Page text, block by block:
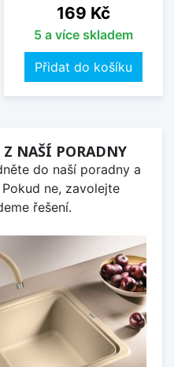
Cena
169 Kč
5 a více skladem
Přidat do košíku
NAŠÍ PORADNY
do naší poradny a
ne, zavolejte
řešení.